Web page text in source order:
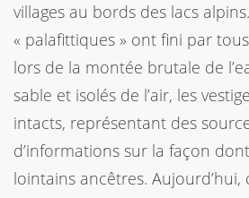
villages au bords des lacs
« palafittiques » ont fini par
lors de la montée brutale de
sable et isolés de l’air, les
intacts, représentant des
d’informations sur la façon
lointains ancêtres.